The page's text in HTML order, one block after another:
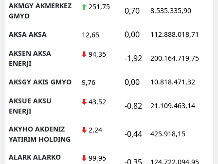
AKMGY AKMERKEZ
GMYO
251,75 0,70 8.535.335,90
AKSA AKSA 12,65 0,00 112.888.018,71
AKSEN AKSA
ENERJI
94,35 -1,92 200.164.719,75
AKSGY AKIS GMYO 9,76 0,00 10.818.471,32
AKSUE AKSU
ENERJI
43,52 -0,82 21.109.463,14
AKYHO AKDENIZ
YATIRIM HOLDING
2,24 -0,44 425.918,15
ALARK ALARKO
99,95 124.722.094,95